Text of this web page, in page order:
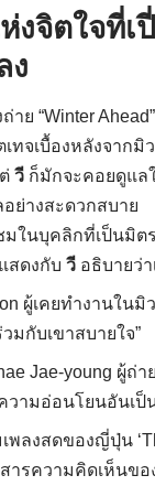
งจิตใจที่
ง
าย “Winter
ทจเบื้องหลังจาก
วี ก็มักจะคอยดูแล
ย่างสะดวกสบาย
ในบุคลิกที่เป็นมิตร
สดงกับ วี อธิบายว่
ผู้เคยทำงานในมิ
มกับเขาสบายใจ”
Jae-young ผู้ถ่
วามอ่อนโยนอันเป็
พลงสดของญี่ปุ่น
ารความคิดเห็นขอ